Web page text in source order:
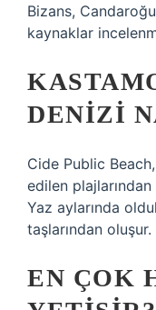
Bizans,
kaynaklar
DENIZI
Cide Public
edilen
Yaz aylarında
taşlarından oluşur.
EN ÇOK